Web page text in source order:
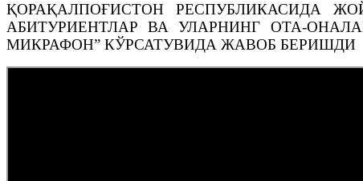
ҚОРАҚАЛПОҒИСТОН РЕСПУБЛИКАСИДА
АБИТУРИЕНТЛАР ВА УЛАРНИНГ ОТА-
МИКРАФОН” КЎРСАТУВИДА ЖАВОБ БЕРИШДИ